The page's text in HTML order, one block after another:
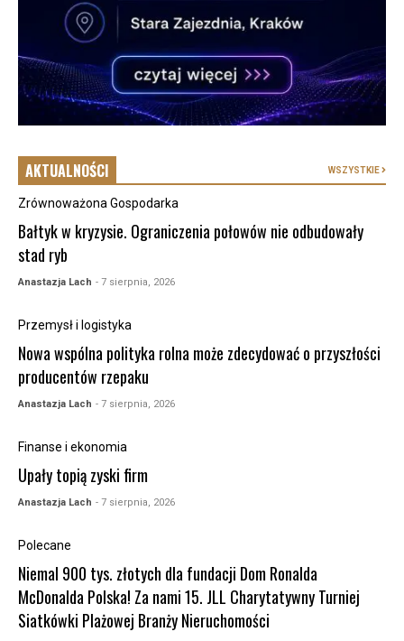
AKTUALNOŚCI WSZYSTKIE
Zrównoważona Gospodarka
Bałtyk w kryzysie. Ograniczenia połowów nie odbudowały
stad ryb
Anastazja Lach - 7 sierpnia, 2026
Przemysł i logistyka
Nowa wspólna polityka rolna może zdecydować o przyszłości
producentów rzepaku
Anastazja Lach - 7 sierpnia, 2026
Finanse i ekonomia
Upały topią zyski firm
Anastazja Lach - 7 sierpnia, 2026
Polecane
Niemal 900 tys. złotych dla fundacji Dom Ronalda
McDonalda Polska! Za nami 15. JLL Charytatywny Turniej
Siatkówki Plażowej Branży Nieruchomości